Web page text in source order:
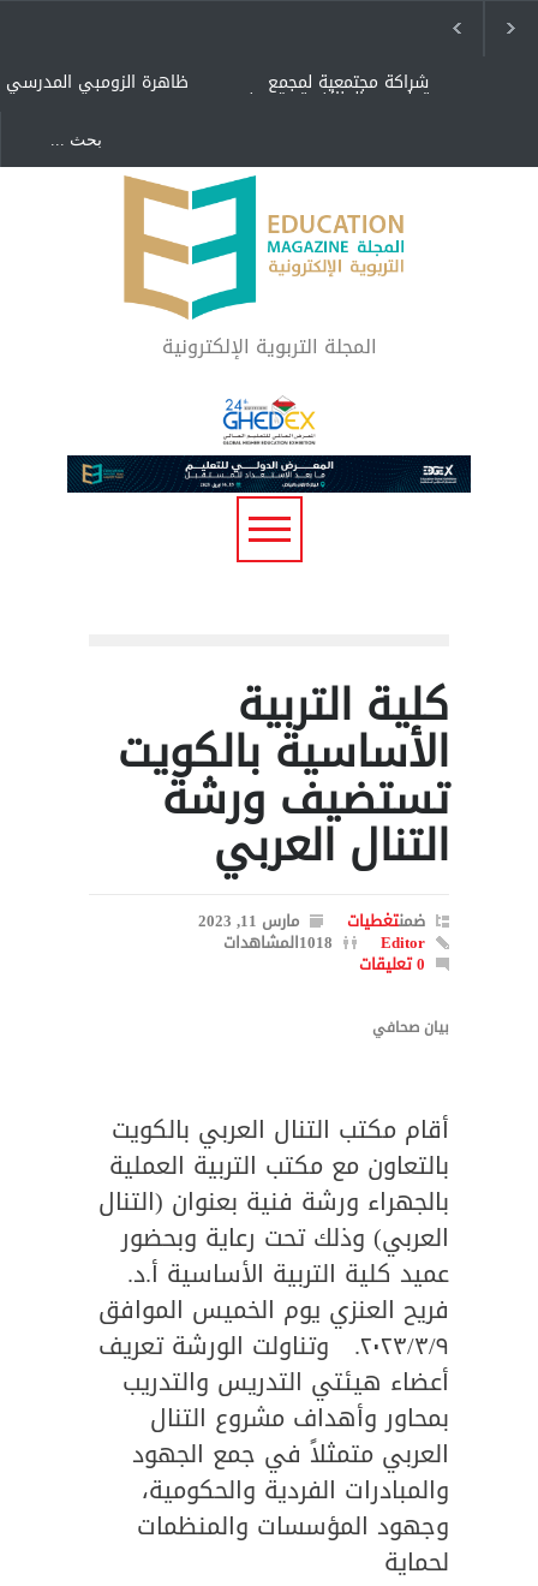
ظاهرة الزومبي المدرسي شراكة مجتمعية لمجمع
تعليمي بالطائف تستهدف
"كنت أنضرب ومافيني إلا
العافية" هل هذا مبرر
لاستمرار أسلوب التربية
المتوارث؟
لماذا تعد برامج توعية الأطفال
بخصوصية الجسد وقاية لا
فضول؟
المجلة التربوية الإلكترونية
كلية التربية
الأساسية بالكويت
تستضيف ورشة
التنال العربي
ضمنتغطيات مارس 11, 2023
Editor 1018المشاهدات
0 تعليقات
بيان صحافي
أقام مكتب التنال العربي بالكويت
بالتعاون مع مكتب التربية العملية
بالجهراء ورشة فنية بعنوان (التنال
العربي) وذلك تحت رعاية وبحضور
عميد كلية التربية الأساسية أ.د.
فريح العنزي يوم الخميس الموافق
٢٠٢٣/٣/٩. وتناولت الورشة تعريف
أعضاء هيئتي التدريس والتدريب
بمحاور وأهداف مشروع التنال
العربي متمثلاً في جمع الجهود
والمبادرات الفردية والحكومية،
وجهود المؤسسات والمنظمات
لحماية